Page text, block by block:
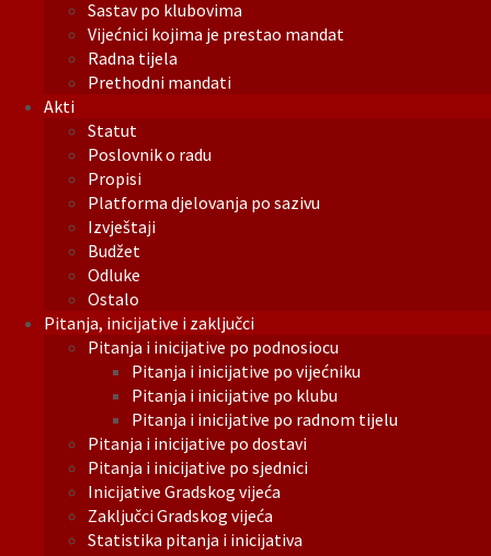
Sastav po klubovima
Vijećnici kojima je prestao mandat
Radna tijela
Prethodni mandati
Akti
Statut
Poslovnik o radu
Propisi
Platforma djelovanja po sazivu
Izvještaji
Budžet
Odluke
Ostalo
Pitanja, inicijative i zaključci
Pitanja i inicijative po podnosiocu
Pitanja i inicijative po vijećniku
Pitanja i inicijative po klubu
Pitanja i inicijative po radnom tijelu
Pitanja i inicijative po dostavi
Pitanja i inicijative po sjednici
Inicijative Gradskog vijeća
Zaključci Gradskog vijeća
Statistika pitanja i inicijativa